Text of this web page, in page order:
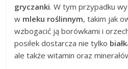
gryczanki. W tym przypadku
w mleku roślinnym, takim jak
wzbogacić ją borówkami i
posiłek dostarcza nie tylko
ale także witamin oraz